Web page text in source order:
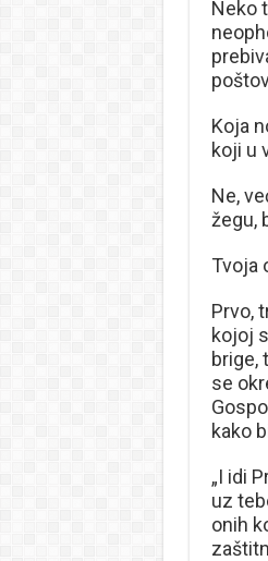
Neko
Koja
koji u
Ne,
žegu,
Tvoja
Prvo,
kojoj
brige,
se
kako
„I idi
uz
onih